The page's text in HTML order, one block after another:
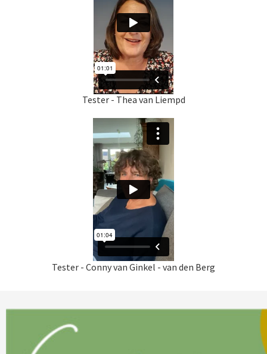
Tester - Thea van Liempd
Tester - Conny van Ginkel - van den Berg